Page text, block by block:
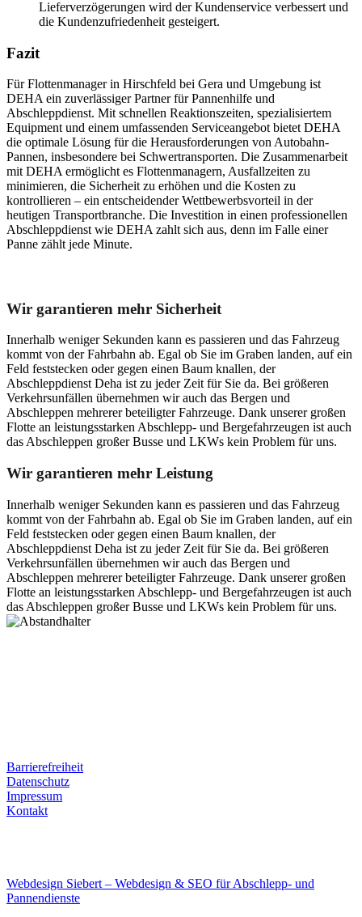
Lieferverzögerungen wird der Kundenservice verbessert und
die Kundenzufriedenheit gesteigert.
Fazit
Für Flottenmanager in Hirschfeld bei Gera und Umgebung ist
DEHA ein zuverlässiger Partner für Pannenhilfe und
Abschleppdienst. Mit schnellen Reaktionszeiten, spezialisiertem
Equipment und einem umfassenden Serviceangebot bietet DEHA
die optimale Lösung für die Herausforderungen von Autobahn-
Pannen, insbesondere bei Schwertransporten. Die Zusammenarbeit
mit DEHA ermöglicht es Flottenmanagern, Ausfallzeiten zu
minimieren, die Sicherheit zu erhöhen und die Kosten zu
kontrollieren – ein entscheidender Wettbewerbsvorteil in der
heutigen Transportbranche. Die Investition in einen professionellen
Abschleppdienst wie DEHA zahlt sich aus, denn im Falle einer
Panne zählt jede Minute.
Wir garantieren mehr Sicherheit
Innerhalb weniger Sekunden kann es passieren und das Fahrzeug
kommt von der Fahrbahn ab. Egal ob Sie im Graben landen, auf ein
Feld feststecken oder gegen einen Baum knallen, der
Abschleppdienst Deha ist zu jeder Zeit für Sie da. Bei größeren
Verkehrsunfällen übernehmen wir auch das Bergen und
Abschleppen mehrerer beteiligter Fahrzeuge. Dank unserer großen
Flotte an leistungsstarken Abschlepp- und Bergefahrzeugen ist auch
das Abschleppen großer Busse und LKWs kein Problem für uns.
Wir garantieren mehr Leistung
Innerhalb weniger Sekunden kann es passieren und das Fahrzeug
kommt von der Fahrbahn ab. Egal ob Sie im Graben landen, auf ein
Feld feststecken oder gegen einen Baum knallen, der
Abschleppdienst Deha ist zu jeder Zeit für Sie da. Bei größeren
Verkehrsunfällen übernehmen wir auch das Bergen und
Abschleppen mehrerer beteiligter Fahrzeuge. Dank unserer großen
Flotte an leistungsstarken Abschlepp- und Bergefahrzeugen ist auch
das Abschleppen großer Busse und LKWs kein Problem für uns.
Barrierefreiheit
Datenschutz
Impressum
Kontakt
Webdesign Siebert – Webdesign & SEO für Abschlepp- und
Pannendienste